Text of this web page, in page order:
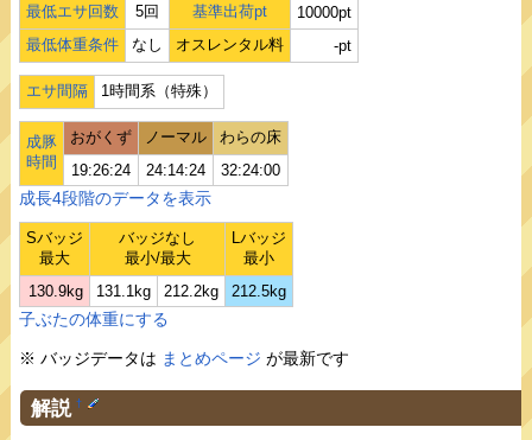
最低エサ回数 5回 基準出荷pt
10000pt
最低体重条件
なし オスレンタル料 -pt
エサ間隔 1時間系（特殊）
成豚
時間
おがくず ノーマル
わらの床
19:26:24
24:14:24 32:24:00
成長4段階のデータを表示
Sバッジ
最大
バッジなし
最小/最大
Lバッジ
最小
130.9kg
131.1kg 212.2kg 212.5kg
子ぶたの体重にする
※ バッジデータは まとめページ が最新です
解説 †